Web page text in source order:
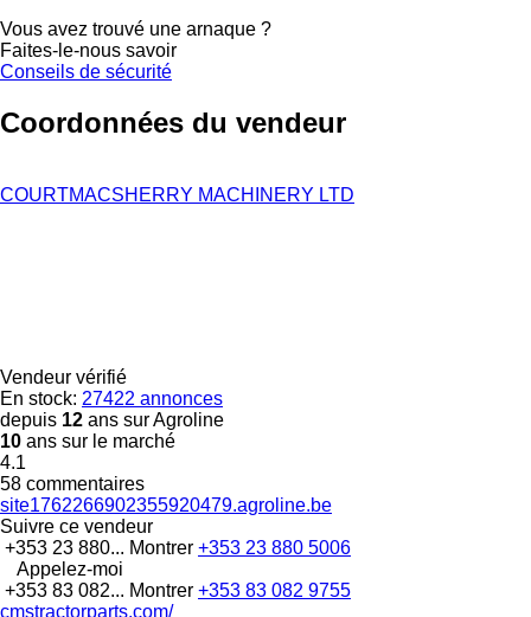
Vous avez trouvé une arnaque ?
Faites-le-nous savoir
Conseils de sécurité
Coordonnées du vendeur
COURTMACSHERRY MACHINERY LTD
Vendeur vérifié
En stock: 27422 annonces
depuis 12 ans sur Agroline
10 ans sur le marché
4.1
58 commentaires
site1762266902355920479.agroline.be
Suivre ce vendeur
+353 23 880... Montrer +353 23 880 5006
Appelez-moi
+353 83 082... Montrer +353 83 082 9755
cmstractorparts.com/